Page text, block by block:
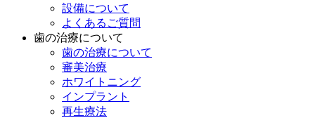
設備について
よくあるご質問
歯の治療について
歯の治療について
審美治療
ホワイトニング
インプラント
再生療法